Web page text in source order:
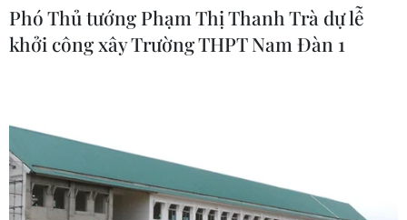
UBS bị phạt 125 triệu USD vì vi phạm
Lãi suất ngân hàng ngày 3/8: Ngân
hàng nào đang có lãi suất lên đến
Phó Thủ tướng Phạm Thị Thanh Trà dự lễ
khởi công xây Trường THPT Nam Đàn 1